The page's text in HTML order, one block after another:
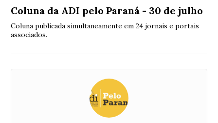
Coluna da ADI pelo Paraná - 30 de julho
Coluna publicada simultaneamente em 24 jornais e portais
associados.